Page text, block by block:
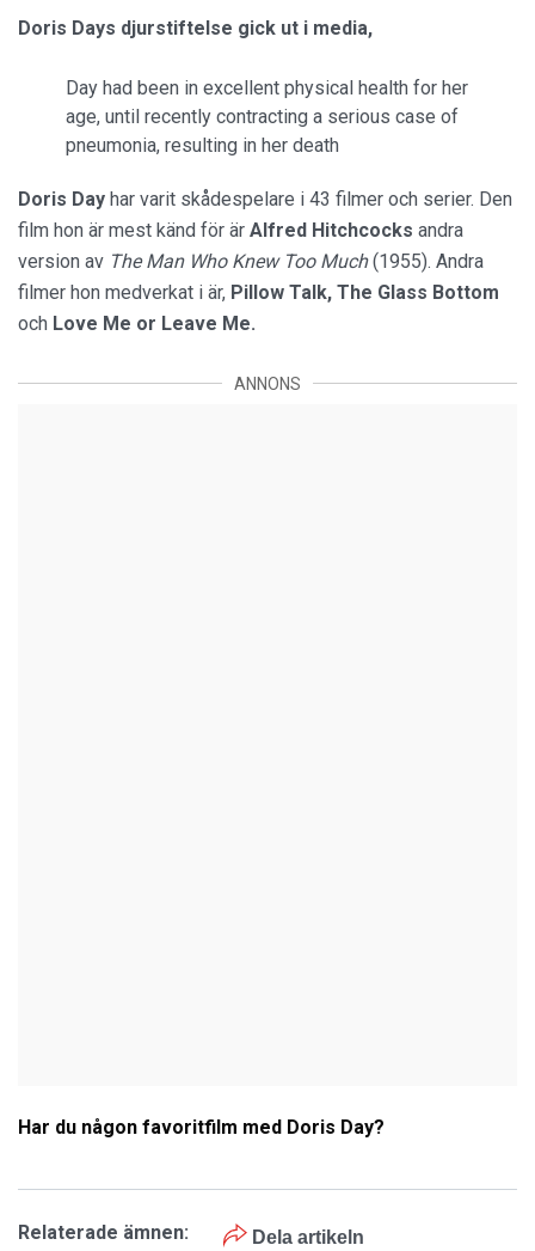
Doris Days djurstiftelse gick ut i media,
Day had been in excellent physical health for her
age, until recently contracting a serious case of
pneumonia, resulting in her death
Doris Day har varit skådespelare i 43 filmer och serier. Den
film hon är mest känd för är Alfred Hitchcocks andra
version av The Man Who Knew Too Much(1955). Andra
filmer hon medverkat i är, Pillow Talk, The Glass Bottom
och Love Me or Leave Me.
ANNONS
Har du någon favoritfilm med Doris Day?
Dela artikeln
Relaterade ämnen: